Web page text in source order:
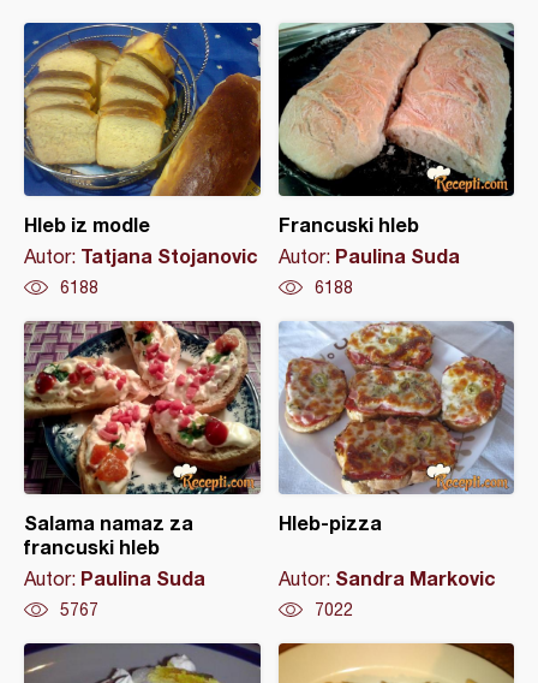
Hleb iz modle
Autor: Tatjana Stojanovic
6188
Francuski hleb
Autor: Paulina Suda
6188
Salama namaz za
francuski hleb
Autor: Paulina Suda
5767
Hleb-pizza
Autor: Sandra Markovic
7022